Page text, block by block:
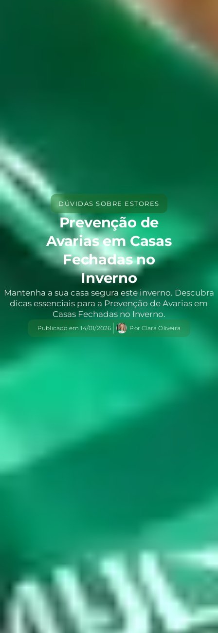
DÚVIDAS SOBRE ESTORES
Prevenção de
Avarias em Casas
Fechadas no
Inverno
Mantenha a sua casa segura este inverno. Descubra
dicas essenciais para a Prevenção de Avarias em
Casas Fechadas no Inverno.
Publicado em14/01/2026 PorClara Oliveira